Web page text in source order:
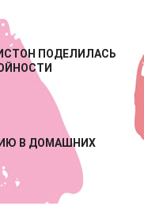
ПОДЕЛИЛАСЬ
В ДОМАШНИХ